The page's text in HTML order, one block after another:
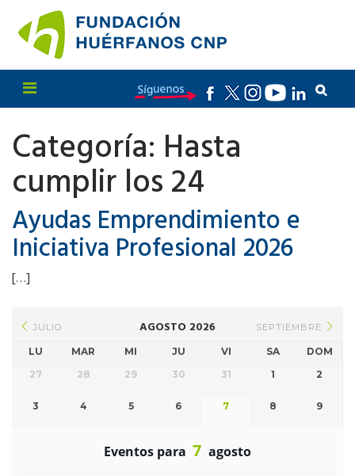
Categoría: Hasta
cumplir los 24
Ayudas Emprendimiento e
Iniciativa Profesional 2026
[…]
JULIO AGOSTO 2026 SEPTIEMBRE
LU MAR MI JU VI SA
DOM
27
28 29 30 31 1 2
3 4 5 6 7 8 9
Eventos para 7 agosto